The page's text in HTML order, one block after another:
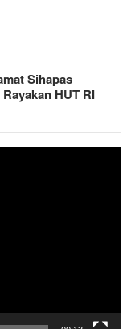
Sihapas
HUT RI